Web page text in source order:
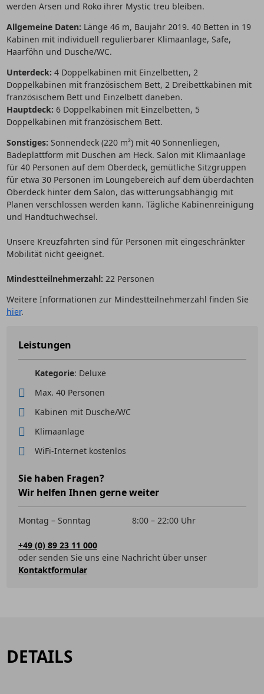
werden Arsen und Roko ihrer Mystic treu bleiben.
Allgemeine Daten: Länge 46 m, Baujahr 2019. 40 Betten in 19
Kabinen mit individuell regulierbarer Klimaanlage, Safe,
Haarföhn und Dusche/WC.
Unterdeck: 4 Doppelkabinen mit Einzelbetten, 2
Doppelkabinen mit französischem Bett, 2 Dreibettkabinen mit
französischem Bett und Einzelbett daneben.
Hauptdeck: 6 Doppelkabinen mit Einzelbetten, 5
Doppelkabinen mit französischem Bett.
Sonstiges: Sonnendeck (220 m²) mit 40 Sonnenliegen,
Badeplattform mit Duschen am Heck. Salon mit Klimaanlage
für 40 Personen auf dem Oberdeck, gemütliche Sitzgruppen
für etwa 30 Personen im Loungebereich auf dem überdachten
Oberdeck hinter dem Salon, das witterungsabhängig mit
Planen verschlossen werden kann. Tägliche Kabinenreinigung
und Handtuchwechsel.
Unsere Kreuzfahrten sind für Personen mit eingeschränkter
Mobilität nicht geeignet.
Mindestteilnehmerzahl: 22 Personen
Weitere Informationen zur Mindestteilnehmerzahl finden Sie
hier.
Leistungen
Kategorie: Deluxe
Max. 40 Personen
Kabinen mit Dusche/WC
Klimaanlage
WiFi-Internet kostenlos
Sie haben Fragen?
Wir helfen Ihnen gerne weiter
Montag – Sonntag 8:00 – 22:00 Uhr
+49 (0) 89 23 11 000
oder senden Sie uns eine Nachricht über unser
Kontaktformular
DETAILS